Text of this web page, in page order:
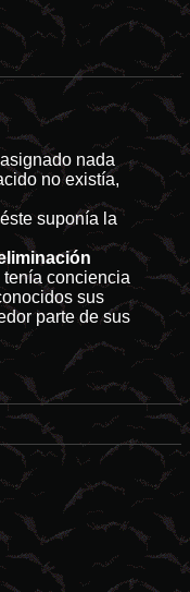
nada
no existía,
suponía la
conciencia
sus
parte de sus